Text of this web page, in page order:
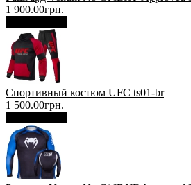
1 900.00грн.
Спортивный костюм UFC ts01-br
1 500.00грн.